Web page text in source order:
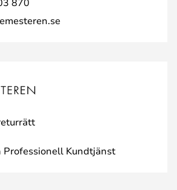
Professionell Kundtjänst